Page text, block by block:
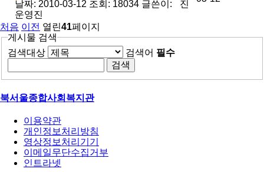
날짜: 2010-03-12 조회: 18034 글쓴이:
운영진
진
처음 이전 열린41페이지
게시물 검색
검색대상
검색어 필수
북서울종합사회복지관
이용약관
개인정보처리방침
영상정보처리기기
이메일무단수집거부
인트라넷